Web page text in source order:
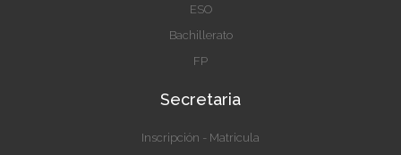
ESO
Bachillerato
FP
Secretaria
Inscripción - Matricula